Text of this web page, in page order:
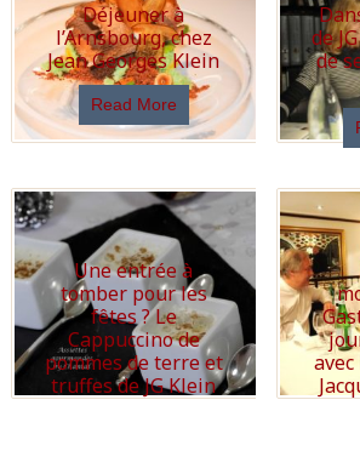
Déjeuner à
l’Arnsbourg, chez
Jean Georges Klein
Read More
de
de
Une entrée à
tomber pour les
fêtes ? Le
Cappuccino de
pommes de terre et
truffes de JG Klein